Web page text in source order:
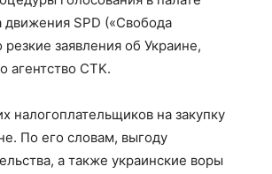
движения SPD («Свобода
заявления об Украине,
агентство CTK.
налогоплательщиков на закупку
По его словам, выгоду
а также украинские воры